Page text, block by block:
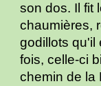
son dos. Il fit
chaumières,
godillots qu'il
fois, celle-ci
chemin de la